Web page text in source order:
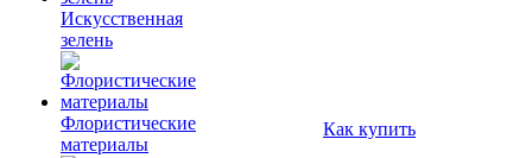
Искусственная
зелень
Флористические
материалы
Как купить